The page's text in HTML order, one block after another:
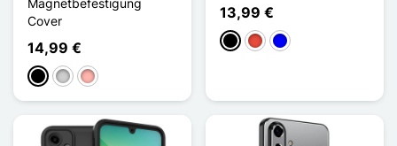
Cover
14,99 €
Schwarz
SilberRoségold
13,99 €
Schwarz
Rot Blau